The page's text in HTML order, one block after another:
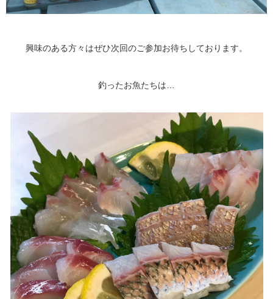
興味のある方々はぜひ次回のご参加お待ちしております。
釣ったお魚たちは…